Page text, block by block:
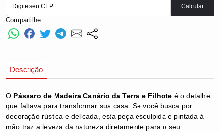
Calcular
Compartilhe:
Descrição
O Pássaro de Madeira Canário da Terra e Filhote é o detalhe
que faltava para transformar sua casa. Se você busca por
decoração rústica e delicada, esta peça esculpida e pintada à
mão traz a leveza da natureza diretamente para o seu